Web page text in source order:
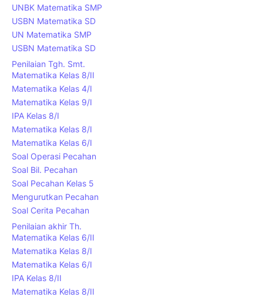
UNBK Matematika SMP
USBN Matematika SD
UN Matematika SMP
USBN Matematika SD
Penilaian Tgh. Smt.
Matematika Kelas 8/II
Matematika Kelas 4/I
Matematika Kelas 9/I
IPA Kelas 8/I
Matematika Kelas 8/I
Matematika Kelas 6/I
Soal Operasi Pecahan
Soal Bil. Pecahan
Soal Pecahan Kelas 5
Mengurutkan Pecahan
Soal Cerita Pecahan
Penilaian akhir Th.
Matematika Kelas 6/II
Matematika Kelas 8/I
Matematika Kelas 6/I
IPA Kelas 8/II
Matematika Kelas 8/II